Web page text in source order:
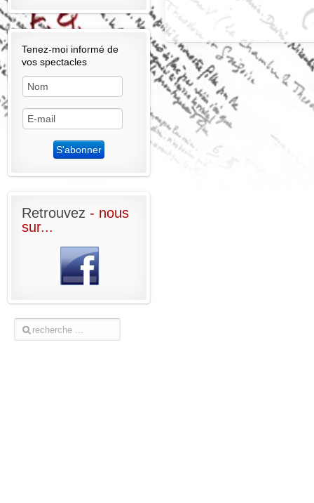
Tenez-moi informé de
vos spectacles
Retrouvez - nous
sur...